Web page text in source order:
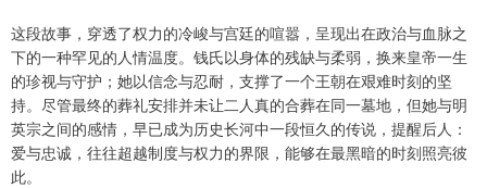
这段故事，穿透了权力的冷峻与宫廷的喧嚣，呈现出在政治与血脉之
下的一种罕见的人情温度。钱氏以身体的残缺与柔弱，换来皇帝一生
的珍视与守护；她以信念与忍耐，支撑了一个王朝在艰难时刻的坚
持。尽管最终的葬礼安排并未让二人真的合葬在同一墓地，但她与明
英宗之间的感情，早已成为历史长河中一段恒久的传说，提醒后人：
爱与忠诚，往往超越制度与权力的界限，能够在最黑暗的时刻照亮彼
此。